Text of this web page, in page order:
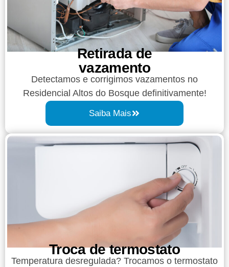
Retirada de
vazamento​​
Detectamos e corrigimos vazamentos no
Residencial Altos do Bosque definitivamente!
Saiba Mais
Troca de termostato
Temperatura desregulada? Trocamos o termostato